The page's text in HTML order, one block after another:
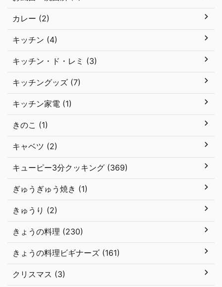
カレー (2)
キッチン (4)
キッチン・ド・レミ (3)
キッチングッズ (7)
キッチン家電 (1)
きのこ (1)
キャベツ (2)
キューピー3分クッキング (369)
ぎゅうぎゅう焼き (1)
きゅうり (2)
きょうの料理 (230)
きょうの料理ビギナーズ (161)
クリスマス (3)